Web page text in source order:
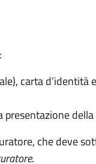
carta d’identità
della
che deve
.